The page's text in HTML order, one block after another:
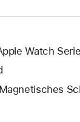
Watch